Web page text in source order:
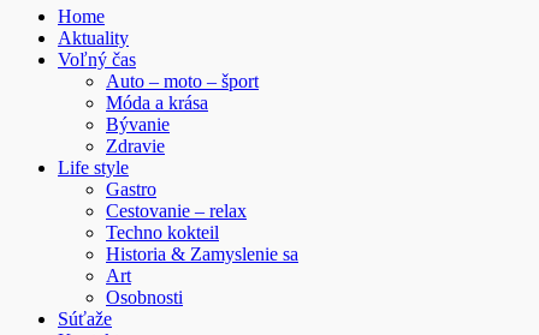
Home
Aktuality
Voľný čas
Auto – moto – šport
Móda a krása
Bývanie
Zdravie
Life style
Gastro
Cestovanie – relax
Techno kokteil
Historia & Zamyslenie sa
Art
Osobnosti
Súťaže